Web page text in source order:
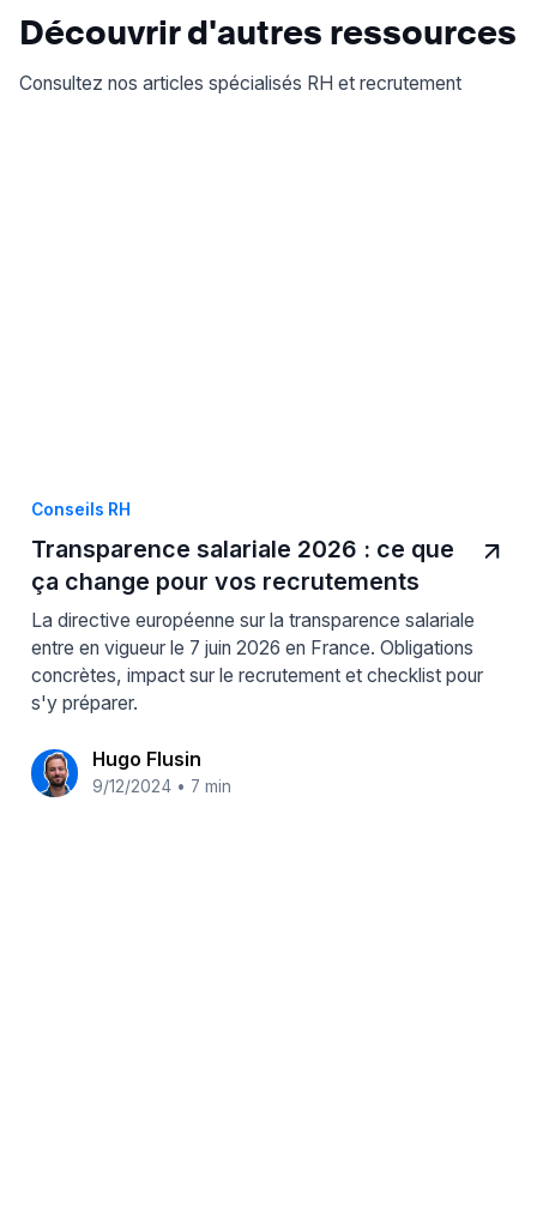
Découvrir d'autres ressources
Consultez nos articles spécialisés RH et recrutement
Conseils RH
Transparence salariale 2026 : ce que
ça change pour vos recrutements
La directive européenne sur la transparence salariale
entre en vigueur le 7 juin 2026 en France. Obligations
concrètes, impact sur le recrutement et checklist pour
s'y préparer.
Hugo Flusin
9/12/2024 • 7 min